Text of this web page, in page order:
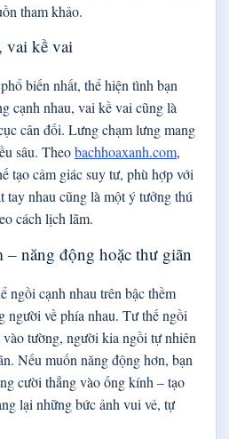
tham khảo.
vai kề vai
biến nhất, thể hiện tình bạn
cạnh nhau, vai kề vai cũng là
cân đối. Lưng chạm lưng mang
sâu. Theobachhoaxanh.com,
tạo cảm giác suy tư, phù hợp với
tay nhau cũng là một ý tưởng thú
cách lịch lãm.
năng động hoặc thư giãn
ngồi cạnh nhau trên bậc thềm
người về phía nhau. Tư thế ngồi
tường, người kia ngồi tự nhiên
Nếu muốn năng động hơn, bạn
cười thẳng vào ống kính – tạo
lại những bức ảnh vui vẻ, tự